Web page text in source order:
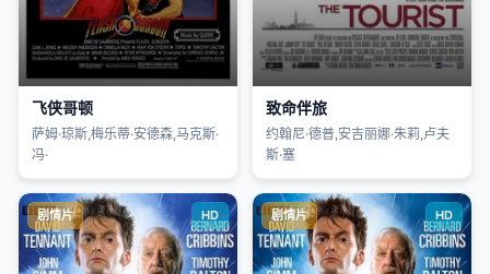
飞侠哥顿
萨姆·琼斯,梅乐蒂·安德森,马克斯·
冯·
致命伴旅
约翰尼·德普,安吉丽娜·朱莉,卢夫
斯·塞
剧情片 HD 剧情片 HD